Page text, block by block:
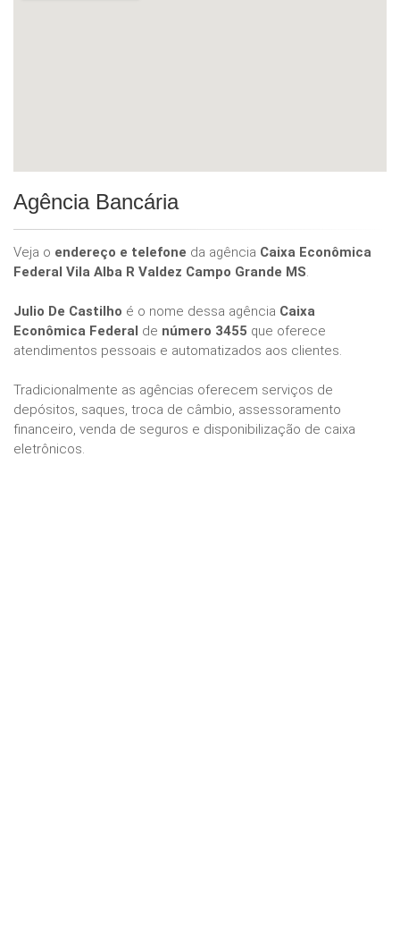
Agência Bancária
Veja o endereço e telefone da agência Caixa Econômica
Federal Vila Alba R Valdez Campo Grande MS.
Julio De Castilho é o nome dessa agência Caixa
Econômica Federal de número 3455 que oferece
atendimentos pessoais e automatizados aos clientes.
Tradicionalmente as agências oferecem serviços de
depósitos, saques, troca de câmbio, assessoramento
financeiro, venda de seguros e disponibilização de caixa
eletrônicos.